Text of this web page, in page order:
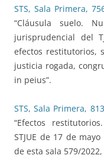
STS, Sala Primera,
“Cláusula suelo.
jurisprudencial del
efectos restitutorios,
justicia rogada,
in peius”.
STS, Sala Primera,
“Efectos
STJUE de 17 de
de esta sala 579/